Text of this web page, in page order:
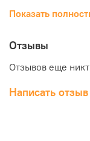
использование и
по отличной
"КубикСтрой".
Показать
Отзывы
Отзывов еще
Написать отзыв